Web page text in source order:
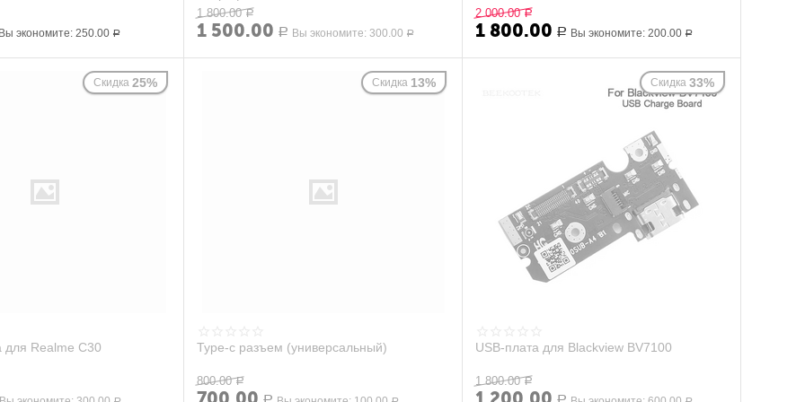
экономите:250.00 Р
11/12S/Poco M4 Pro 4G
1 800.00 Р
1 500.00 Р Вы экономите:300.00 Р
2 000.00 Р
1 800.00 Р Вы экономите:200.00 Р
Скидка 25%
Realme C30
Скидка 13%
Type-c разъем (универсальный)
800.00 Р
Р
Скидка 33%
USB-плата для Blackview BV7100
1 800.00 Р
Р